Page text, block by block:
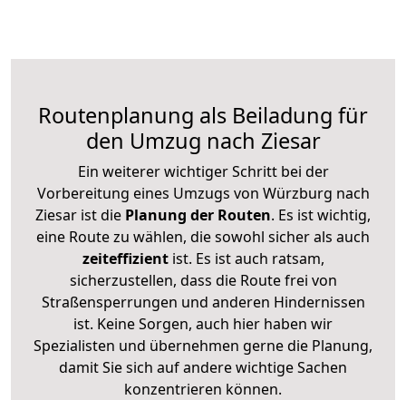
Routenplanung als Beiladung für
den Umzug nach Ziesar
Ein weiterer wichtiger Schritt bei der
Vorbereitung eines Umzugs von Würzburg nach
Ziesar ist die Planung der Routen. Es ist wichtig,
eine Route zu wählen, die sowohl sicher als auch
zeiteffizientist. Es ist auch ratsam,
sicherzustellen, dass die Route frei von
Straßensperrungen und anderen Hindernissen
ist. Keine Sorgen, auch hier haben wir
Spezialisten und übernehmen gerne die Planung,
damit Sie sich auf andere wichtige Sachen
konzentrieren können.